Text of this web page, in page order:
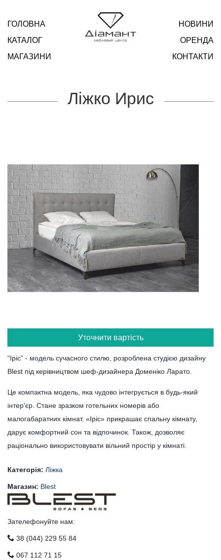
ГОЛОВНА
КАТАЛОГ
МАГАЗИНИ
НОВИНИ
ОРЕНДА
КОНТАКТИ
Ліжко Ирис
Уточнити вартість
“Іріс” - модель сучасного стилю, розроблена студією дизайну
Blest під керівництвом шеф-дизайнера Доменіко Ларато.
Це компактна модель, яка чудово інтегрується в будь-який
інтер'єр. Стане зразком готельних номерів або
малогабаратних кімнат. «Іріс» прикрашає спальну кімнату,
дарує комфортний сон та відпочинок. Також, дозволяє
раціонально використовувати вільний простір у кімнаті.
Категорія: Ліжка
Магазин: Blest
Зателефонуйте нам:
38 (044) 229 55 84
067 112 71 15